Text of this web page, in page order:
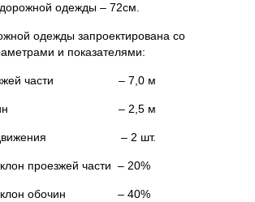
одежды – 72см.
одежды запроектирована со
и показателями:
части – 7,0 м
обочин – 2,5 м
движения – 2 шт.
проезжей части – 20%
уклон обочин – 40%